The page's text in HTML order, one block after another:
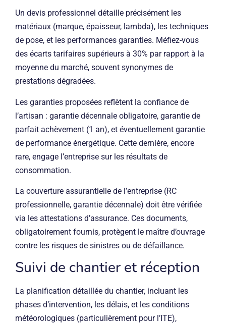
Un devis professionnel détaille précisément les
matériaux (marque, épaisseur, lambda), les techniques
de pose, et les performances garanties. Méfiez-vous
des écarts tarifaires supérieurs à 30% par rapport à la
moyenne du marché, souvent synonymes de
prestations dégradées.
Les garanties proposées reflètent la confiance de
l’artisan : garantie décennale obligatoire, garantie de
parfait achèvement (1 an), et éventuellement garantie
de performance énergétique. Cette dernière, encore
rare, engage l’entreprise sur les résultats de
consommation.
La couverture assurantielle de l’entreprise (RC
professionnelle, garantie décennale) doit être vérifiée
via les attestations d’assurance. Ces documents,
obligatoirement fournis, protègent le maître d’ouvrage
contre les risques de sinistres ou de défaillance.
Suivi de chantier et réception
La planification détaillée du chantier, incluant les
phases d’intervention, les délais, et les conditions
météorologiques (particulièrement pour l’ITE),